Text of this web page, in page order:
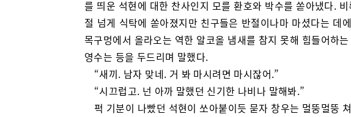
를 띄운 석현에 대한 찬사인지 모를 환호와 박수를 쏟아냈다.
절 넘게 식탁에 쏟아졌지만 친구들은 반절이나마 마셨다는 데
목구멍에서 올라오는 역한 알코올 냄새를 참지 못해 힘들어하
영수는 등을 두드리며 말했다.
“새끼. 남자 맞네. 거 봐 마시려면 마시잖어.”
“시끄럽고. 넌 아까 말했던 신기한 나비나 말해봐.”
퍽 기분이 나빴던 석현이 쏘아붙이듯 묻자 창우는 멀뚱멀뚱